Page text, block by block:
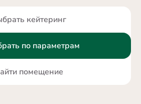
кейтеринг
по параметрам
помещение